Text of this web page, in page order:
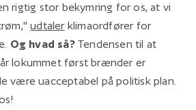
rigtig stor bekymring for os, at vi
udtalerklimaordfører for
Og hvad så?Tendensen til at
lokummet først brænder er
være uacceptabel på politisk plan.